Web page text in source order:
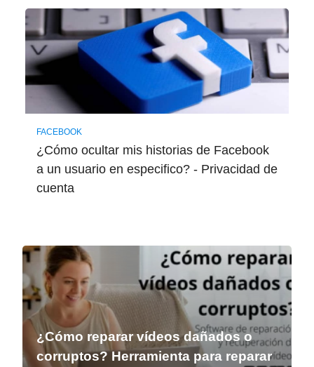
FACEBOOK
¿Cómo ocultar mis historias de Facebook
a un usuario en especifico? - Privacidad de
cuenta
¿Cómo reparar vídeos dañados o
corruptos? Herramienta para reparar